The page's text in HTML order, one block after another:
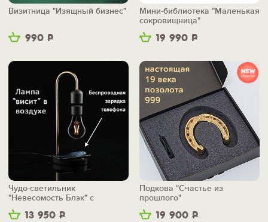
990 Р
Визитница "Изящный бизнес"
19 990 Р
Мини-библиотека "Маленькая
сокровищница"
13 950 Р
Чудо-светильник
"Невесомость Блэк" с
беспроводной зарядкой
19 900 Р
Подкова "Счастье из
прошлого"